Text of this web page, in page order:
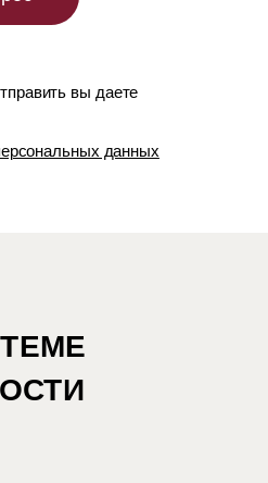
вы даете
данных